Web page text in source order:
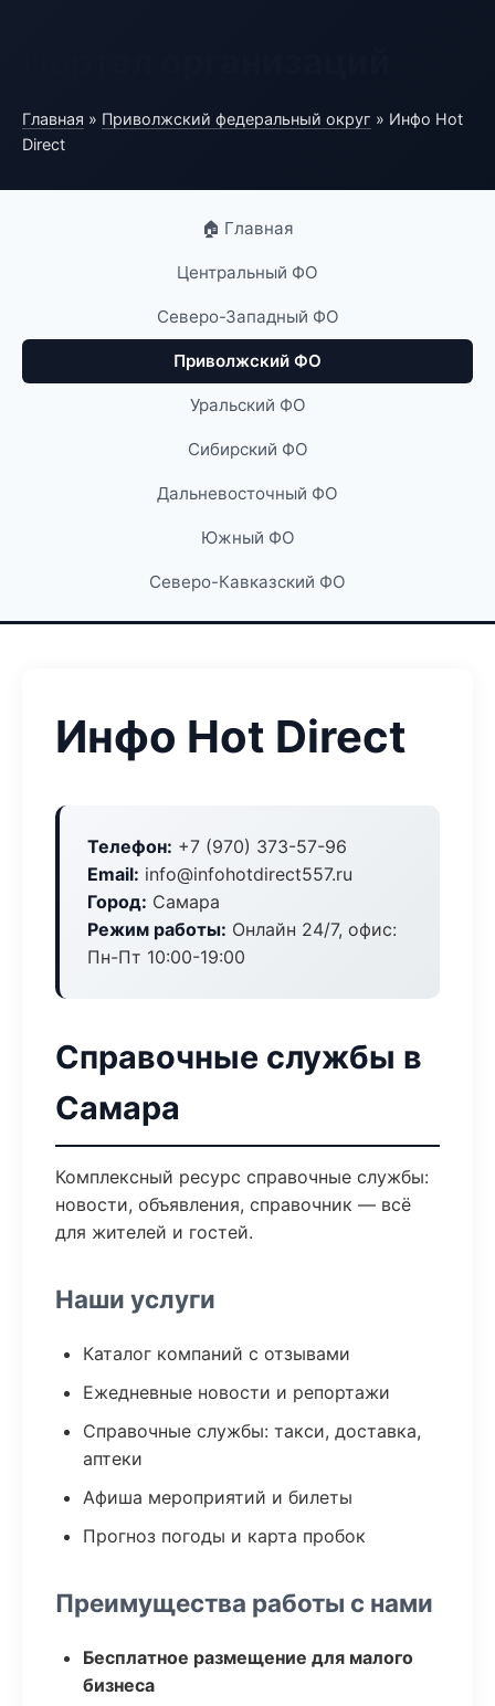
Главная » Приволжский федеральный округ » Инфо Hot
Direct
🏠 Главная
Центральный ФО
Северо-Западный ФО
Приволжский ФО
Уральский ФО
Сибирский ФО
Дальневосточный ФО
Южный ФО
Северо-Кавказский ФО
Инфо Hot Direct
Телефон: +7 (970) 373-57-96
Email: info@infohotdirect557.ru
Город: Самара
Режим работы: Онлайн 24/7, офис:
Пн-Пт 10:00-19:00
Справочные службы в
Самара
Комплексный ресурс справочные службы:
новости, объявления, справочник — всё
для жителей и гостей.
Наши услуги
Каталог компаний с отзывами
Ежедневные новости и репортажи
Справочные службы: такси, доставка,
аптеки
Афиша мероприятий и билеты
Прогноз погоды и карта пробок
Преимущества работы с нами
Бесплатное размещение для малого
бизнеса